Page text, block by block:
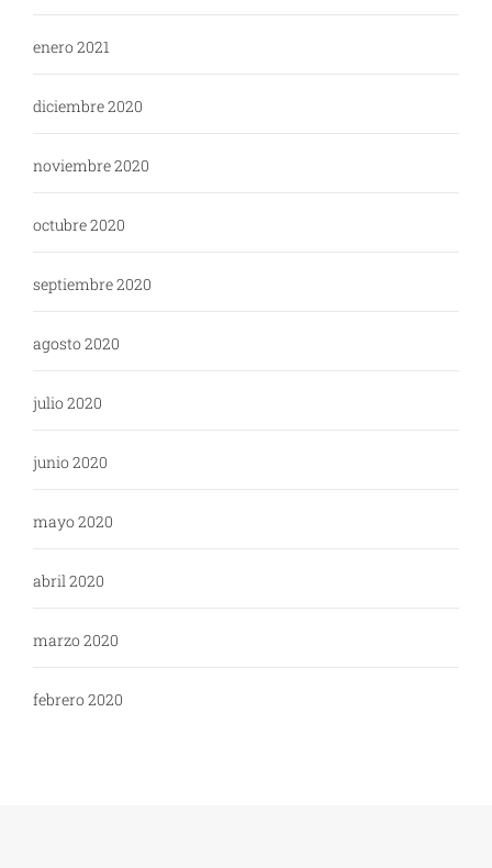
enero 2021
diciembre 2020
noviembre 2020
octubre 2020
septiembre 2020
agosto 2020
julio 2020
junio 2020
mayo 2020
abril 2020
marzo 2020
febrero 2020